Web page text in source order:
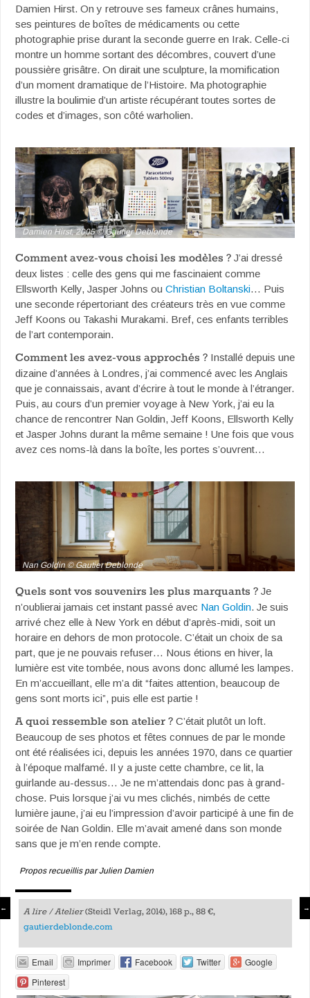
Damien Hirst. On y retrouve ses fameux crânes humains,
ses peintures de boîtes de médicaments ou cette
photographie prise durant la seconde guerre en Irak. Celle-ci
montre un homme sortant des décombres, couvert d’une
poussière grisâtre. On dirait une sculpture, la momification
d’un moment dramatique de l’Histoire. Ma photographie
illustre la boulimie d’un artiste récupérant toutes sortes de
codes et d’images, son côté warholien.
Damien Hirst, 2005 © Gautier Deblonde
Comment avez-vous choisi les modèles ? J’ai dressé
deux listes : celle des gens qui me fascinaient comme
Ellsworth Kelly, Jasper Johns ou Christian Boltanski… Puis
une seconde répertoriant des créateurs très en vue comme
Jeff Koons ou Takashi Murakami. Bref, ces enfants terribles
de l’art contemporain.
Comment les avez-vous approchés ? Installé depuis une
dizaine d’années à Londres, j’ai commencé avec les Anglais
que je connaissais, avant d’écrire à tout le monde à l’étranger.
Puis, au cours d’un premier voyage à New York, j’ai eu la
chance de rencontrer Nan Goldin, Jeff Koons, Ellsworth Kelly
et Jasper Johns durant la même semaine ! Une fois que vous
avez ces noms-là dans la boîte, les portes s’ouvrent…
Nan Goldin © Gautier Deblonde
Quels sont vos souvenirs les plus marquants ? Je
n’oublierai jamais cet instant passé avec Nan Goldin. Je suis
arrivé chez elle à New York en début d’après-midi, soit un
horaire en dehors de mon protocole. C’était un choix de sa
part, que je ne pouvais refuser… Nous étions en hiver, la
lumière est vite tombée, nous avons donc allumé les lampes.
En m’accueillant, elle m’a dit “faites attention, beaucoup de
gens sont morts ici”, puis elle est partie !
A quoi ressemble son atelier ? C’était plutôt un loft.
Beaucoup de ses photos et fêtes connues de par le monde
ont été réalisées ici, depuis les années 1970, dans ce quartier
à l’époque malfamé. Il y a juste cette chambre, ce lit, la
guirlande au-dessus… Je ne m’attendais donc pas à grand-
chose. Puis lorsque j’ai vu mes clichés, nimbés de cette
lumière jaune, j’ai eu l’impression d’avoir participé à une fin de
soirée de Nan Goldin. Elle m’avait amené dans son monde
sans que je m’en rende compte.
Propos recueillis par Julien Damien
A lire / Atelier(Steidl Verlag, 2014), 168 p., 88 €,
gautierdeblonde.com
Email Imprimer Facebook Twitter
Google
Pinterest
← →